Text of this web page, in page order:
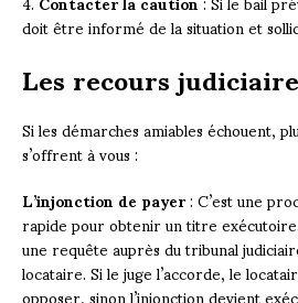
doit être informé de la situation et
Les recours
Si les démarches amiables échouent,
s’offrent à vous :
L’injonction de payer: C’est une
rapide pour obtenir un titre
une requête auprès du tribunal
locataire. Si le juge l’accorde, le